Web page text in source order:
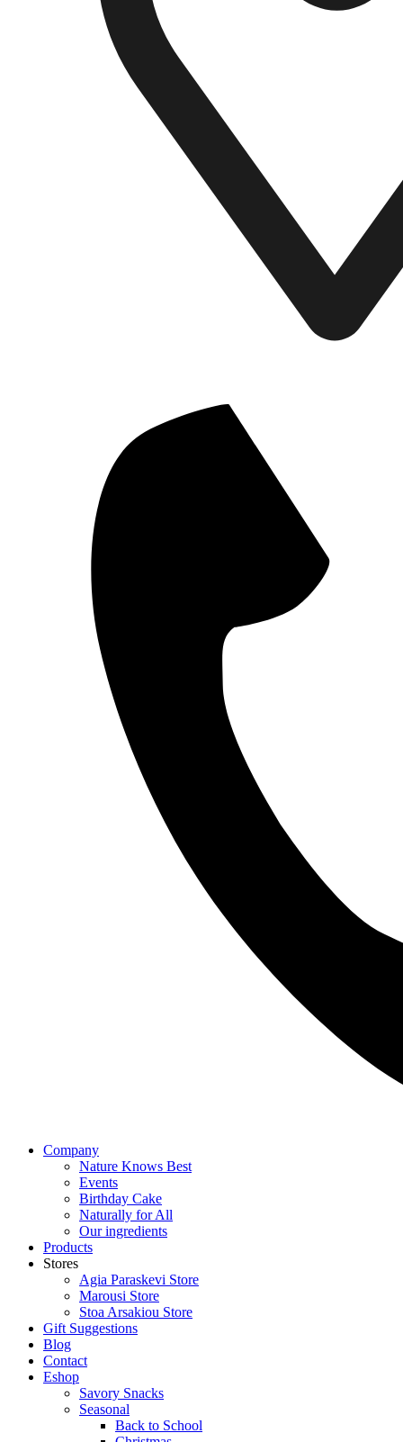
Company
Nature Knows Best
Events
Birthday Cake
Naturally for All
Our ingredients
Products
Stores
Agia Paraskevi Store
Marousi Store
Stoa Arsakiou Store
Gift Suggestions
Blog
Contact
Eshop
Savory Snacks
Seasonal
Back to School